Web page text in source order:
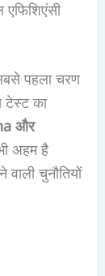
पहला चरण
का
और
अहम है
चुनौतियों